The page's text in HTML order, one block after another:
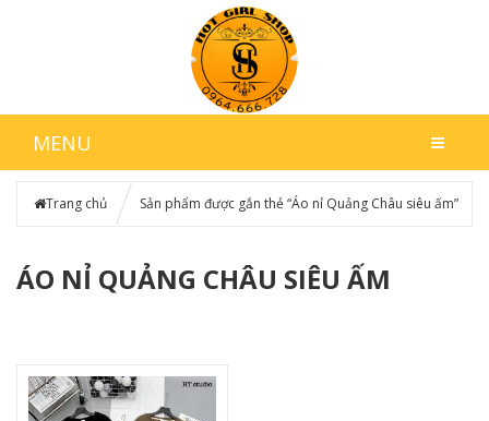
MENU
Trang chủ Sản phẩm được gắn thẻ “Áo nỉ Quảng Châu siêu ấm”
ÁO NỈ QUẢNG CHÂU SIÊU ẤM